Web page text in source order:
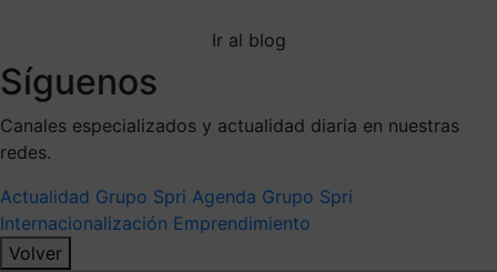
Ir al blog
Síguenos
Canales especializados y actualidad diaria en nuestras
redes.
Actualidad Grupo Spri Agenda Grupo Spri
Internacionalización Emprendimiento
Volver